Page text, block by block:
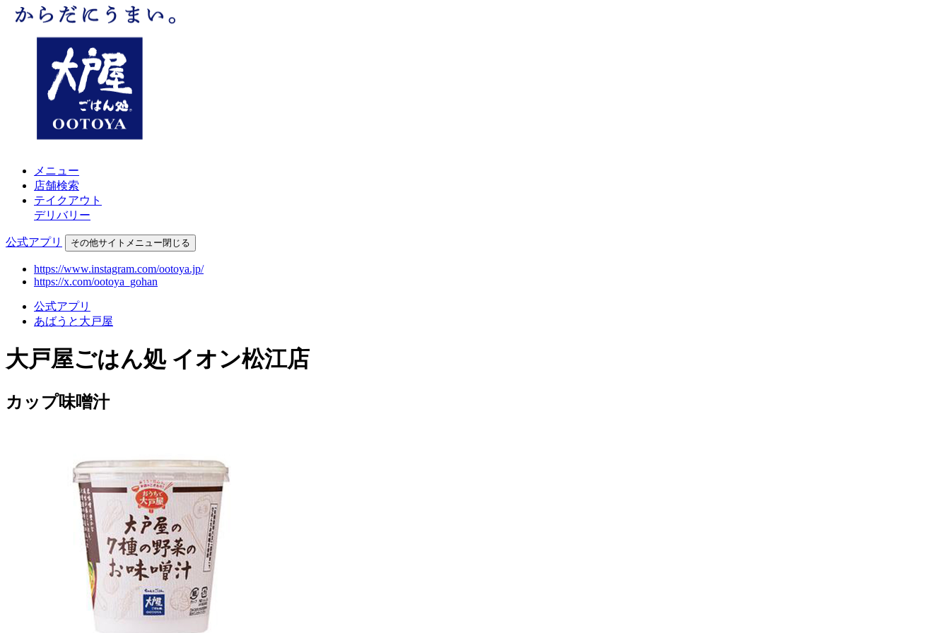
メニュー
店舗検索
テイクアウト
デリバリー
公式アプリ その他サイトメニュー閉じる
https://www.instagram.com/ootoya.jp/
https://x.com/ootoya_gohan
公式アプリ
あばうと大戸屋
大戸屋ごはん処 イオン松江店
カップ味噌汁